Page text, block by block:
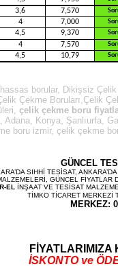
3,6 7,570
4 7,000
4,5 9,370
4 7,570
4,5 10,79
borular, Dikişsiz
Çekme Boruları,Çelik
çelik çekme boru
Adana, Konya, Şanlıurfa,
boru izmir, çelik çekme
GÜNCEL
SIHHİ TESİSAT,
GÜNCEL
EL İNŞAAT VE TESİSAT
TİMKO TİCARET
MERKEZ:
FİYATLARIMIZA
İSKONTO ve